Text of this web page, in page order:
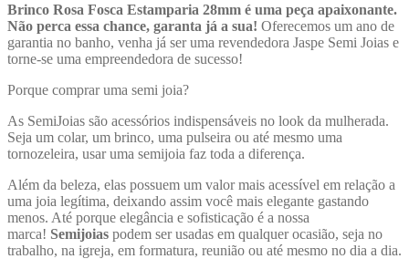
Brinco Rosa Fosca Estamparia 28mm é uma peça apaixonante.
Não perca essa chance, garanta já a sua! Oferecemos um ano de
garantia no banho, venha já ser uma revendedora Jaspe Semi Joias e
torne-se uma empreendedora de sucesso!
Porque comprar uma semi joia?
As SemiJoias são acessórios indispensáveis no look da mulherada.
Seja um colar, um brinco, uma pulseira ou até mesmo uma
tornozeleira, usar uma semijoia faz toda a diferença.
Além da beleza, elas possuem um valor mais acessível em relação a
uma joia legítima, deixando assim você mais elegante gastando
menos. Até porque elegância e sofisticação é a nossa
marca! Semijoias podem ser usadas em qualquer ocasião, seja no
trabalho, na igreja, em formatura, reunião ou até mesmo no dia a dia.